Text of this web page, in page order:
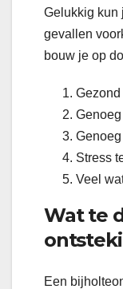
Gelukkig kun
gevallen
bouw je op
Gezond
Stress
Veel
Wat te
Een